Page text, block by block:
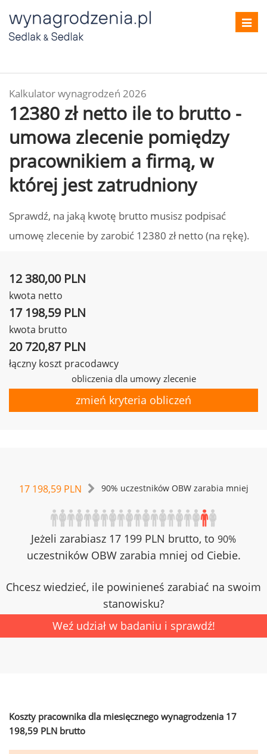
Kalkulator wynagrodzeń 2026
12380 zł netto ile to brutto -
umowa zlecenie pomiędzy
pracownikiem a firmą, w
której jest zatrudniony
Sprawdź, na jaką kwotę brutto musisz podpisać
umowę zlecenie by zarobić 12380 zł netto (na rękę).
12 380,00 PLN
kwota netto
17 198,59 PLN
kwota brutto
20 720,87 PLN
łączny koszt pracodawcy
obliczenia dla umowy zlecenie
zmień kryteria obliczeń
17 198,59 PLN 90% uczestników OBW zarabia mniej
Jeżeli zarabiasz 17 199 PLN brutto, to 90%
uczestników OBW zarabia mniej od Ciebie.
Chcesz wiedzieć, ile powinieneś zarabiać na swoim
stanowisku?
Weź udział w badaniu i sprawdź!
Koszty pracownika dla miesięcznego wynagrodzenia 17
198,59 PLN brutto